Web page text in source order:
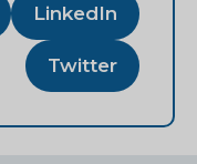
LinkedIn
Twitter